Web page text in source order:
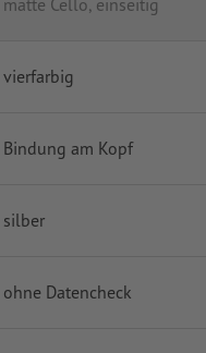
vierfarbig
Bindung am Kopf
silber
ohne Datencheck